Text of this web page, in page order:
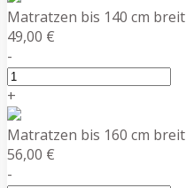
Matratzen bis 140 cm breit
49,00 €
-
+
Matratzen bis 160 cm breit
56,00 €
-